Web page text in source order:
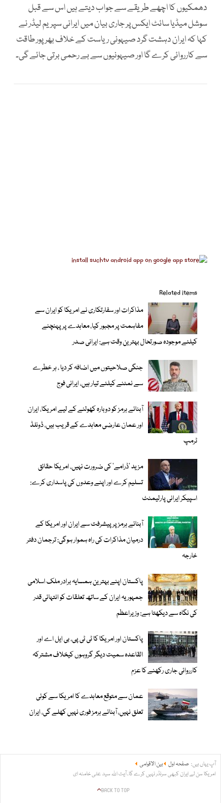
دھمکیوں کا اچھے طریقے سے جواب دیتے ہیں اس سے قبل
سوشل میڈیا سائٹ ایکس پر جاری بیان میں ایرانی سپریم لیڈر نے
کہا کہ ایران دہشت گرد صیہونی ریاست کے خلاف بھرپور طاقت
سے کارروائی کرے گا اور صیہونیوں سے بے رحمی برتی جائے گی۔
Related items
مذاکرات اور سفارتکاری نے امریکا کو ایران سے
مفاہمت پر مجبور کیا، معاہدے پر پہنچنے
کیلئے موجودہ صورتحال بہترین وقت ہے: ایرانی صدر
جنگی صلاحیتوں میں اضافہ کر دیا ، ہر خطرے
سے نمٹنے کیلئے تیار ہیں، ایرانی فوج
آبنائے ہرمز کو دوبارہ کھولنے کے لیے امریکا، ایران
اور عمان عارضی معاہدے کے قریب ہیں، ڈونلڈ
ٹرمپ
مزید 'ڈرامے' کی ضرورت نہیں، امریکا حقائق
تسلیم کرے اور اپنے وعدوں کی پاسداری کرے:
اسپیکر ایرانی پارلیمنٹ
آبنائے ہرمز پر پیشرفت سے ایران اور امریکا کے
درمیان مذاکرات کی راہ ہموار ہوگی: ترجمان دفتر
خارجہ
پاکستان اپنے بہترین ہمسایہ برادر ملک اسلامی
جمہوریہ ایران کے ساتھ تعلقات کو انتہائی قدر
کی نگاہ سے دیکھتا ہے: وزیراعظم
پاکستان اور امریکا کا ٹی ٹی پی، بی ایل اے اور
القاعدہ سمیت دیگر گروہوں کیخلاف مشترکہ
کارروائی جاری رکھنے کا عزم
عمان سے متوقع معاہدے کا امریکا سے کوئی
تعلق نہیں، آبنائے ہرمز فوری نہیں کھلے گی، ایران
آپ یہاں ہیں: صفحہ اول
بین الاقوامی
امریکا سن لے ایران کبھی سرنڈر نہیں کرے گا، آیت اللہ سید علی خامنہ ای
BACK TO TOP